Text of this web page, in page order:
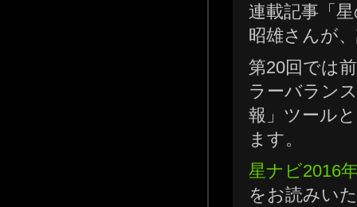
連載記事「
昭雄さんが
第20回では
ラーバラン
報」ツール
ます。
星ナビ2016
をお読みい